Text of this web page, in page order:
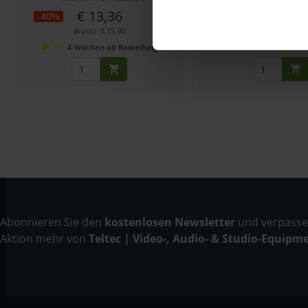
-40% € 13,36
Brutto: € 15,90
4 Wochen ab Bestellung
Abonnieren Sie den kostenlosen Newsletter und
Aktion mehr von Teltec | Video-, Audio- & Studio-